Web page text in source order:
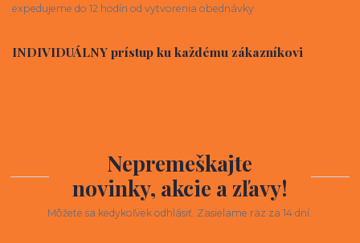
expedujeme do 12 hodín od vytvorenia obednávky
INDIVIDUÁLNY prístup ku každému zákazníkovi
Nepremeškajte
novinky, akcie a zľavy!
Môžete sa kedykoľvek odhlásiť. Zasielame raz za 14 dní.